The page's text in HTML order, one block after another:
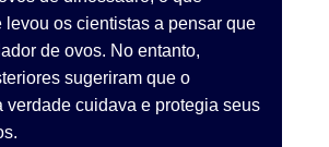
levou os cientistas a pensar que
de ovos. No entanto,
sugeriram que o
verdade cuidava e protegia seus